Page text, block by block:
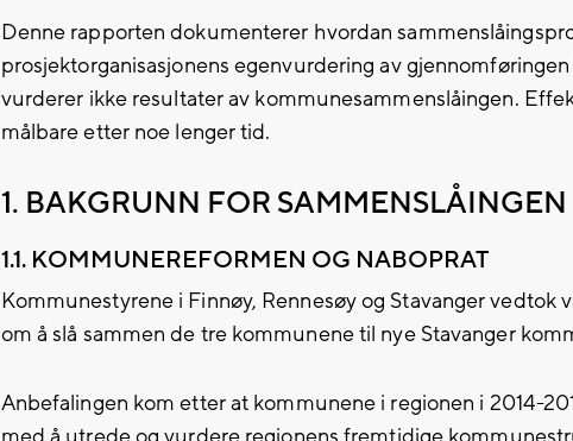
Denne rapporten dokumenterer hvordan
prosjektorganisasjonens egenvurdering av
vurderer ikke resultater av kommunesammenslåingen.
målbare etter noe lenger tid.
1. BAKGRUNN FOR SAMMENSLÅINGEN
1.1. KOMMUNEREFORMEN OG NABOPRAT
Kommunestyrene i Finnøy, Rennesøy og Stavanger vedtok
om å slå sammen de tre kommunene til nye Stavanger
Anbefalingen kom etter at kommunene i regionen i 2014-